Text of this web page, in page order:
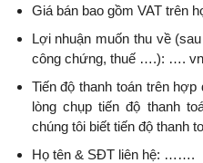
Giá bán bao gồm VAT trên
Lợi nhuận muốn thu về
công chứng, thuế ….): ….
Tiến độ thanh toán trên
lòng chụp tiến độ thanh
chúng tôi biết tiến độ thanh
Họ tên & SĐT liên hệ: …….